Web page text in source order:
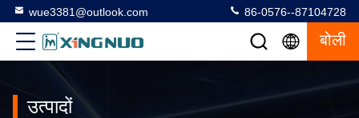
wue3381@outlook.com 86-0576--87104728
बोली
उत्पादों